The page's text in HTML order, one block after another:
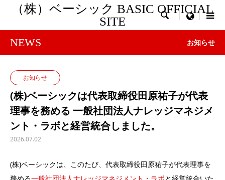
（株）ベーシック BASIC OFFICIAL
SITE
 menu
NEWS お知らせ
お知らせ
(株)ベーシックは代表取締役田原祐子が代表
理事を務める 一般社団法人ナレッジマネジメ
ント・ラボと経営統合しました。
2026.07.02
(株)ベーシックは、このたび、代表取締役田原祐子が代表理事を